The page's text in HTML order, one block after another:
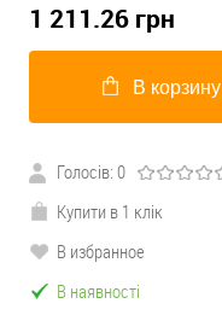
1 211.26 грн
В корзину
Голосів: 0
Купити в 1 клік
В избранное
В наявності